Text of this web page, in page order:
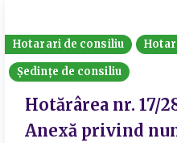
Hotarari de consiliu
Ședințe de consiliu
Hotărârea nr. 17/
Anexă privind